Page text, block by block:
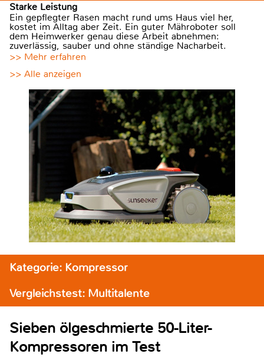
Starke Leistung
Ein gepflegter Rasen macht rund ums Haus viel her,
kostet im Alltag aber Zeit. Ein guter Mähroboter soll
dem Heimwerker genau diese Arbeit abnehmen:
zuverlässig, sauber und ohne ständige Nacharbeit.
>> Mehr erfahren
>> Alle anzeigen
Kategorie: Kompressor
Vergleichstest: Multitalente
Sieben ölgeschmierte 50-Liter-
Kompressoren im Test